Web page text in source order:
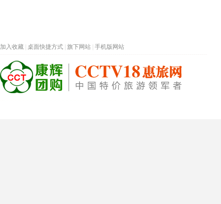
加入收藏 桌面快捷方式 旗下网站 手机版网站